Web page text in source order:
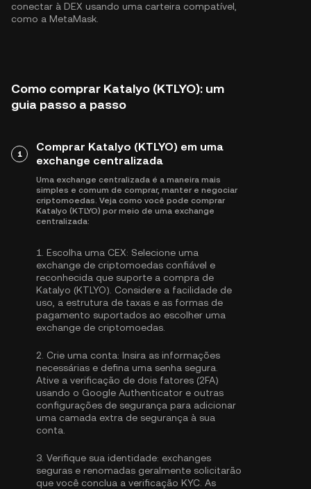
conectar à DEX usando uma carteira compatível,
como a MetaMask.
Como comprar Katalyo (KTLYO): um
guia passo a passo
1
Comprar Katalyo (KTLYO) em uma
exchange centralizada
Uma exchange centralizada é a maneira mais
simples e comum de comprar, manter e negociar
criptomoedas. Veja como você pode comprar
Katalyo (KTLYO) por meio de uma exchange
centralizada:
1. Escolha uma CEX: Selecione uma
exchange de criptomoedas confiável e
reconhecida que suporte a compra de
Katalyo (KTLYO). Considere a facilidade de
uso, a estrutura de taxas e as formas de
pagamento suportados ao escolher uma
exchange de criptomoedas.
2. Crie uma conta: Insira as informações
necessárias e defina uma senha segura.
Ative a verificação de dois fatores (2FA)
usando o Google Authenticator e outras
configurações de segurança para adicionar
uma camada extra de segurança à sua
conta.
3. Verifique sua identidade: exchanges
seguras e renomadas geralmente solicitarão
que você conclua a verificação KYC . As